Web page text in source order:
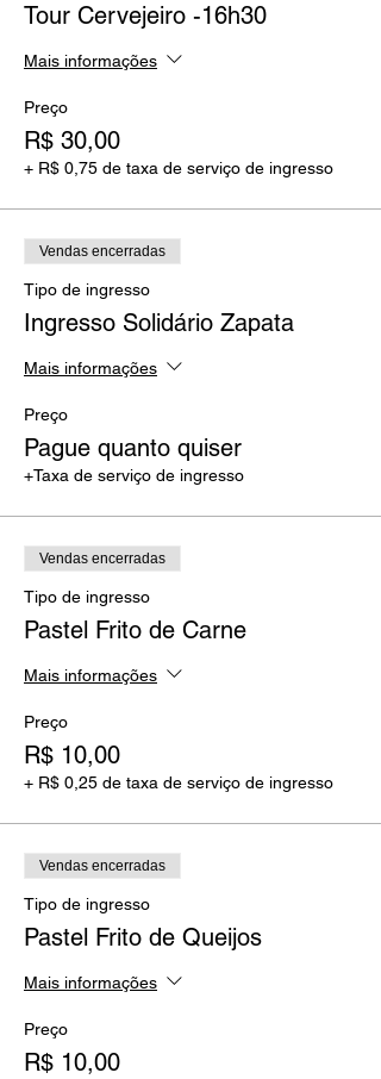
Tour Cervejeiro -16h30
Mais informações
Preço
R$ 30,00
+ R$ 0,75 de taxa de serviço de ingresso
Vendas encerradas
Tipo de ingresso
Ingresso Solidário Zapata
Mais informações
Preço
Pague quanto quiser
+Taxa de serviço de ingresso
Vendas encerradas
Tipo de ingresso
Pastel Frito de Carne
Mais informações
Preço
R$ 10,00
+ R$ 0,25 de taxa de serviço de ingresso
Vendas encerradas
Tipo de ingresso
Pastel Frito de Queijos
Mais informações
Preço
R$ 10,00